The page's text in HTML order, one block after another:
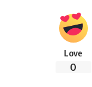
Love
0